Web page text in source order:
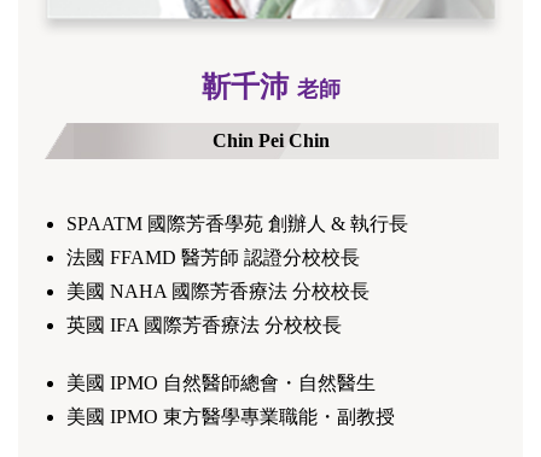
靳千沛 老師
Chin Pei Chin
SPAATM 國際芳香學苑 創辦人 & 執行長
法國 FFAMD 醫芳師 認證分校校長
美國 NAHA 國際芳香療法 分校校長
英國 IFA 國際芳香療法 分校校長
美國 IPMO 自然醫師總會・自然醫生
美國 IPMO 東方醫學專業職能・副教授